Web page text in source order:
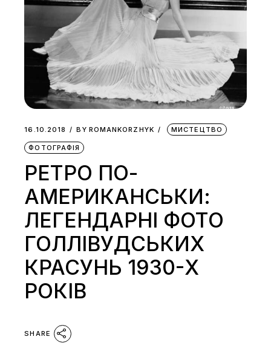
16.10.2018 BY ROMANKORZHYK МИСТЕЦТВО
ФОТОГРАФІЯ
РЕТРО ПО-
АМЕРИКАНСЬКИ:
ЛЕГЕНДАРНІ ФОТО
ГОЛЛІВУДСЬКИХ
КРАСУНЬ 1930-Х
РОКІВ
SHARE